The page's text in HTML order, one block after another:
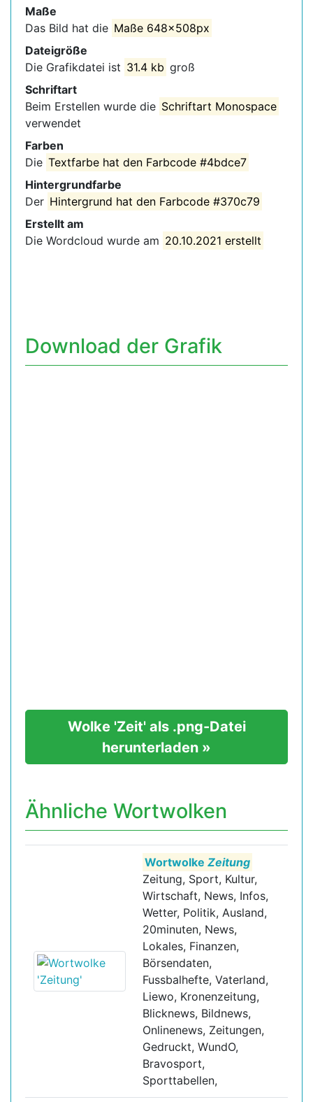
Maße
Das Bild hat die Maße 648x508px
Dateigröße
Die Grafikdatei ist 31.4 kb groß
Schriftart
Beim Erstellen wurde die Schriftart Monospace
verwendet
Farben
Die Textfarbe hat den Farbcode #4bdce7
Hintergrundfarbe
Der Hintergrund hat den Farbcode #370c79
Erstellt am
Die Wordcloud wurde am 20.10.2021 erstellt
Download der Grafik
Wolke 'Zeit' als .png-Datei
herunterladen »
Ähnliche Wortwolken
WortwolkeZeitung
Zeitung, Sport, Kultur,
Wirtschaft, News, Infos,
Wetter, Politik, Ausland,
20minuten, News,
Lokales, Finanzen,
Börsendaten,
Fussbalhefte, Vaterland,
Liewo, Kronenzeitung,
Blicknews, Bildnews,
Onlinenews, Zeitungen,
Gedruckt, WundO,
Bravosport,
Sporttabellen,